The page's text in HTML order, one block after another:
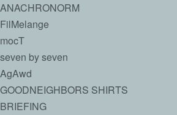
ANACHRONORM
FilMelange
mocT
seven by seven
AgAwd
GOODNEIGHBORS SHIRTS
BRIEFING